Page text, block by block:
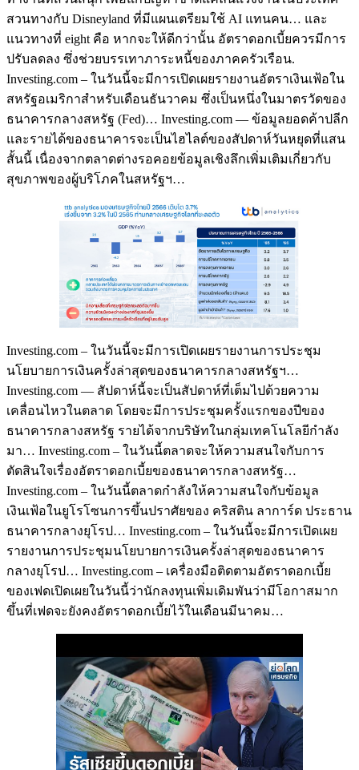
สวนทางกับ Disneyland ที่มีแผนเตรียมใช้ AI แทนคน… และ
แนวทางที่ eight คือ หากจะให้ดีกว่านั้น อัตราดอกเบี้ยควรมีการ
ปรับลดลง ซึ่งช่วยบรรเทาภาระหนี้ของภาคครัวเรือน.
Investing.com – ในวันนี้จะมีการเปิดเผยรายงานอัตราเงินเฟ้อใน
สหรัฐอเมริกาสำหรับเดือนธันวาคม ซึ่งเป็นหนึ่งในมาตรวัดของ
ธนาคารกลางสหรัฐ (Fed)… Investing.com — ข้อมูลยอดค้าปลีก
และรายได้ของธนาคารจะเป็นไฮไลต์ของสัปดาห์วันหยุดที่แสน
สั้นนี้ เนื่องจากตลาดต่างรอคอยข้อมูลเชิงลึกเพิ่มเติมเกี่ยวกับ
สุขภาพของผู้บริโภคในสหรัฐฯ…
Investing.com – ในวันนี้จะมีการเปิดเผยรายงานการประชุม
นโยบายการเงินครั้งล่าสุดของธนาคารกลางสหรัฐฯ…
Investing.com — สัปดาห์นี้จะเป็นสัปดาห์ที่เต็มไปด้วยความ
เคลื่อนไหวในตลาด โดยจะมีการประชุมครั้งแรกของปีของ
ธนาคารกลางสหรัฐ รายได้จากบริษัทในกลุ่มเทคโนโลยีกำลัง
มา… Investing.com – ในวันนี้ตลาดจะให้ความสนใจกับการ
ตัดสินใจเรื่องอัตราดอกเบี้ยของธนาคารกลางสหรัฐ…
Investing.com – ในวันนี้ตลาดกำลังให้ความสนใจกับข้อมูล
เงินเฟ้อในยูโรโซนการขึ้นปราศัยของ คริสติน ลาการ์ด ประธาน
ธนาคารกลางยุโรป… Investing.com – ในวันนี้จะมีการเปิดเผย
รายงานการประชุมนโยบายการเงินครั้งล่าสุดของธนาคาร
กลางยุโรป… Investing.com – เครื่องมือติดตามอัตราดอกเบี้ย
ของเฟดเปิดเผยในวันนี้ว่านักลงทุนเพิ่มเดิมพันว่ามีโอกาสมาก
ขึ้นที่เฟดจะยังคงอัตราดอกเบี้ยไว้ในเดือนมีนาคม…